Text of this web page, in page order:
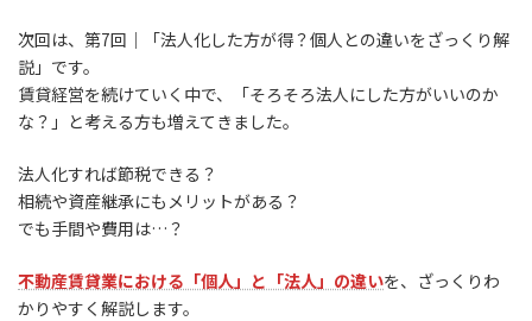
次回は、第7回｜「法人化した方が得？個人との違いをざっくり解
説」です。
賃貸経営を続けていく中で、「そろそろ法人にした方がいいのか
な？」と考える方も増えてきました。
法人化すれば節税できる？
相続や資産継承にもメリットがある？
でも手間や費用は…？
不動産賃貸業における「個人」と「法人」の違いを、ざっくりわ
かりやすく解説します。